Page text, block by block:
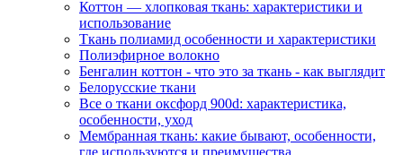
Коттон — хлопковая ткань: характеристики и
использование
Ткань полиамид особенности и характеристики
Полиэфирное волокно
Бенгалин коттон - что это за ткань - как выглядит
Белорусские ткани
Все о ткани оксфорд 900d: характеристика,
особенности, уход
Мембранная ткань: какие бывают, особенности,